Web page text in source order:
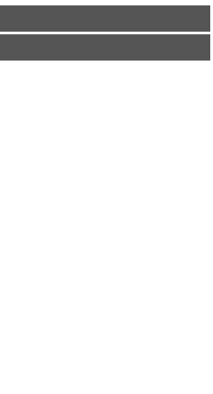
i mål med status fullført
åpen 9-16) kom i mål med status fullført